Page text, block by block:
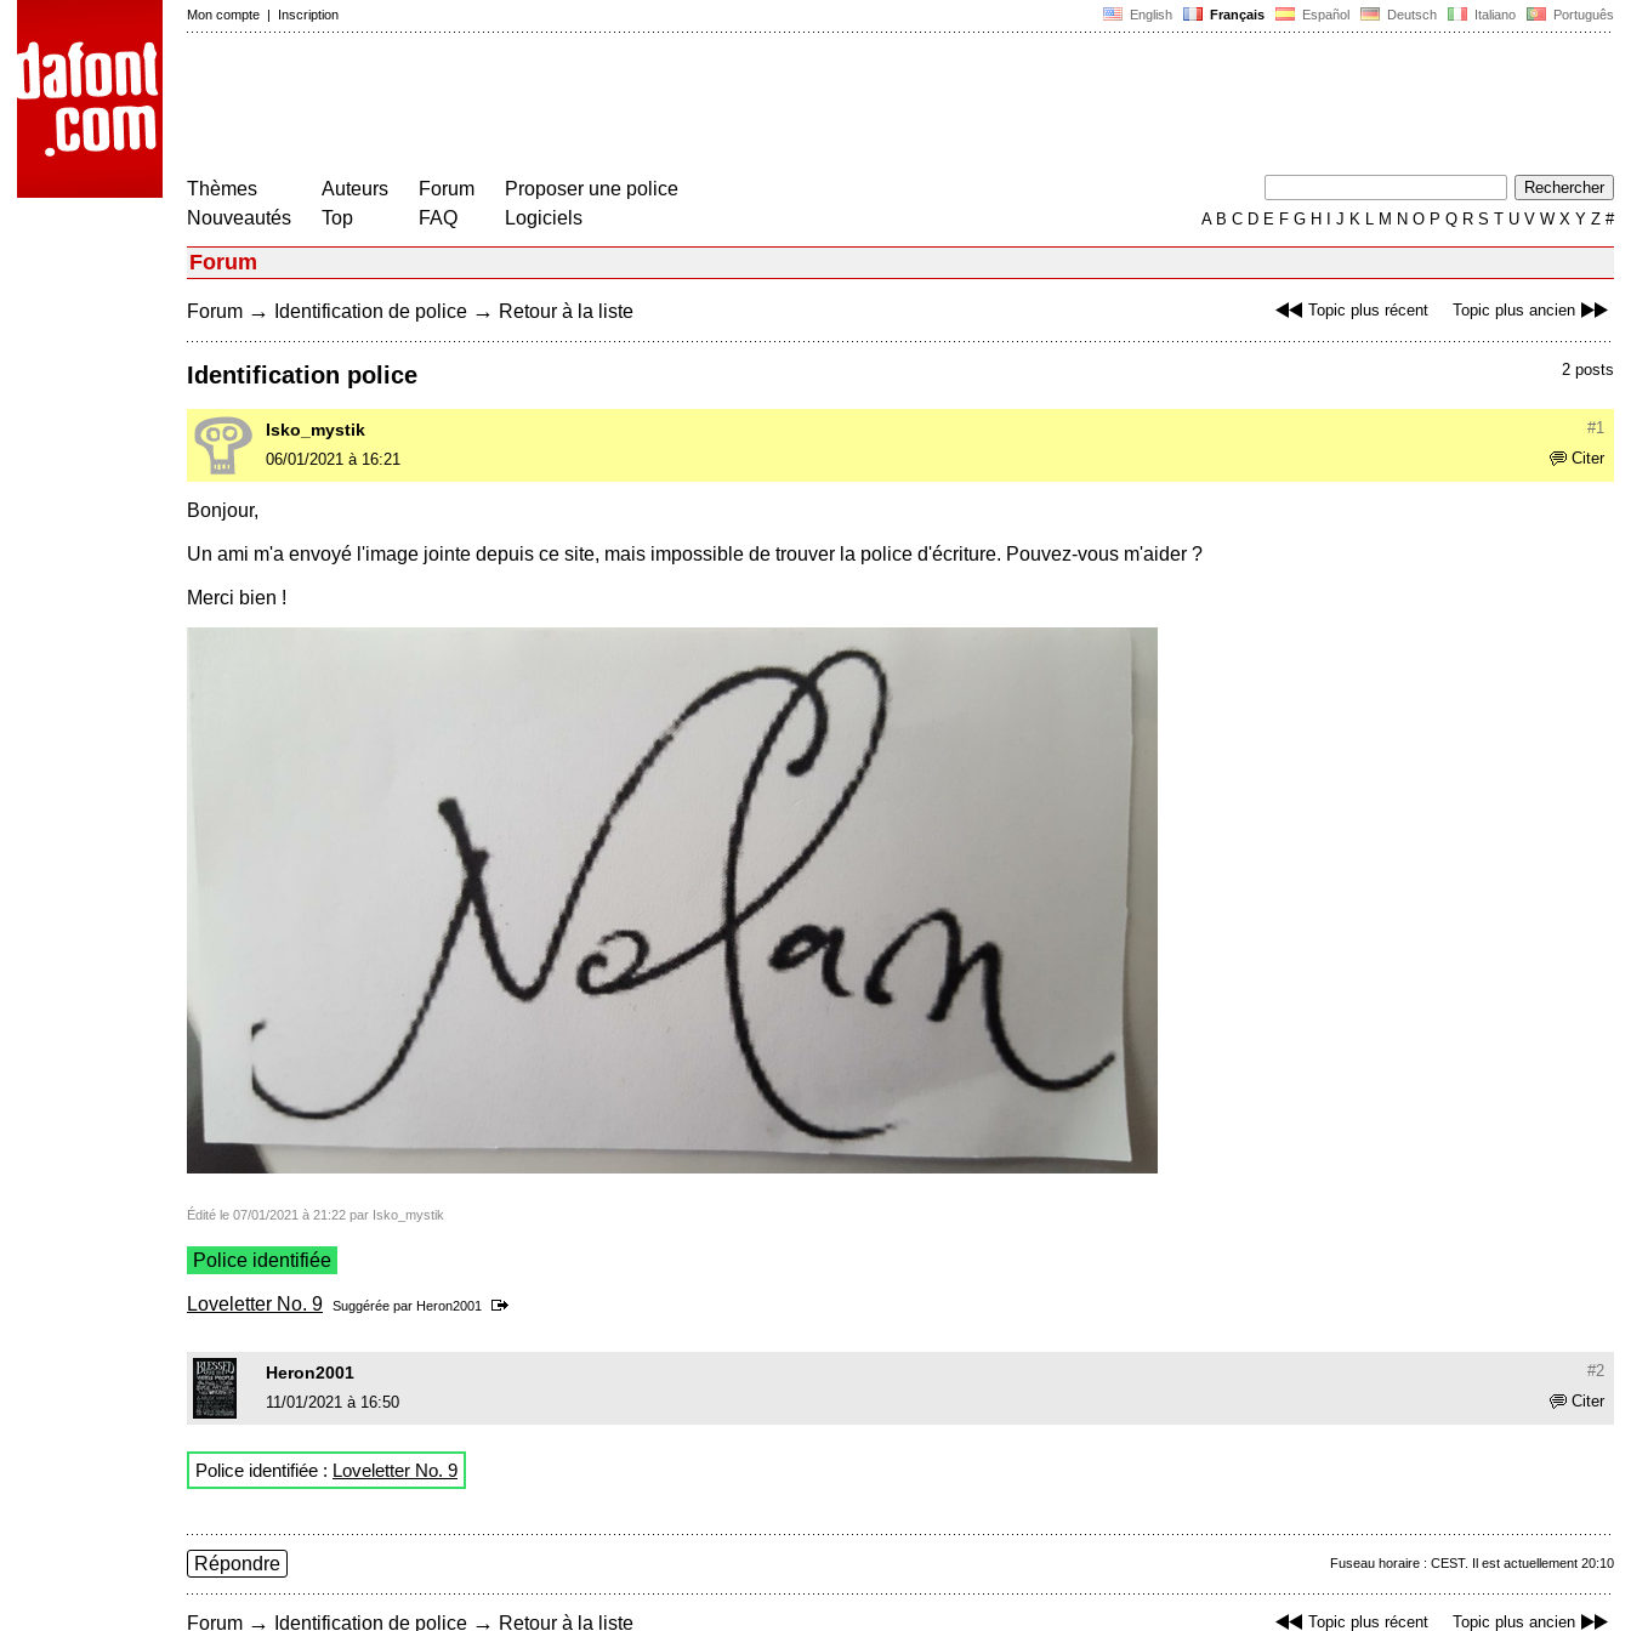
English Français Español Deutsch Italiano Português
Mon compte | Inscription
Thèmes
Nouveautés
Auteurs
Top
Forum
FAQ
Proposer une police
Logiciels
AB C D E F G H J K L M N O P Q R S T U V W X Y Z #
Forum
Topic plus récent Topic plus ancien
Forum → Identification de police → Retour à la liste
2 posts
Identification police
#1
Isko_mystik
Citer
06/01/2021 à 16:21
Bonjour,
Un ami m'a envoyé l'image jointe depuis ce site, mais impossible de trouver la police d'écriture. Pouvez-vous m'aider ?
Merci bien !
Édité le 07/01/2021 à 21:22 par Isko_mystik
Police identifiée
Loveletter No. 9 Suggérée par Heron2001
#2
Heron2001
Citer
11/01/2021 à 16:50
Police identifiée : Loveletter No. 9
Fuseau horaire : CEST. Il est actuellement 20:10
Répondre
Topic plus récent Topic plus ancien
Forum → Identification de police → Retour à la liste